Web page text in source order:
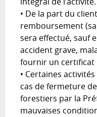
• De la part du
remboursement
sera effectué, sauf
accident grave,
fournir un certificat
• Certaines
cas de fermeture
forestiers par la
mauvaises